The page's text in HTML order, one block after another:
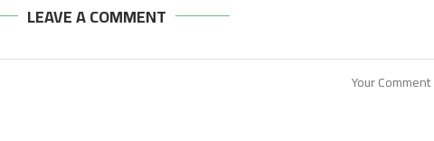
LEAVE A COMMENT